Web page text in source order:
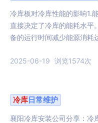
冷库板对冷库性能的影响1.
直接决定了冷库的能耗水平
备的运行时间减少能源消耗
2025-06-19 浏览1574次
冷库日常维护
襄阳冷库安装公司分享：冷